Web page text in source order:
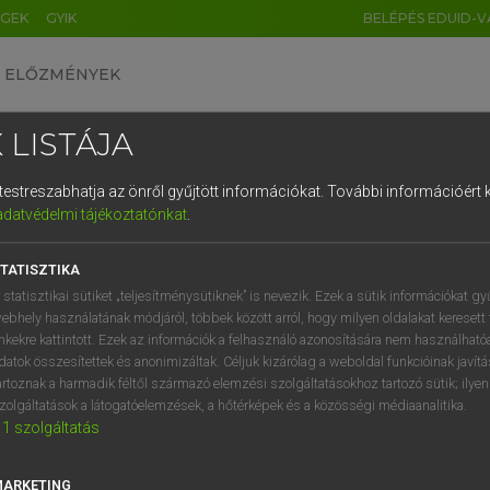
GYIK BELÉPÉS EDUID-
ELŐZMÉNYEK
egyetemes nagyszótár
VAN ELŐFIZETÉSED?
megtekintéséhez.
LISTÁJA
az önről gyűjtött információkat. További információért
tájékoztatónkat.
statisztikai sütiket „teljesítménysütiknek” is nevezik. Ezek a sütik információkat
használatának módjáról, többek között arról, hogy milyen oldalakat keresett
kattintott. Ezek az információk a felhasználó azonosítására nem
összesítettek és anonimizáltak. Céljuk kizárólag a weboldal funkcióinak
a harmadik féltől származó elemzési szolgáltatásokhoz tartozó sütik;
a látogatóelemzések, a hőtérképek és a közösségi médiaanalitika.
1 szolgáltatás
DE CN FR ES IT NL
1 2 3 4 5 6 7 8 9
q w e r t z u i
a s d f g h j k l é
í y x c v b n m , .